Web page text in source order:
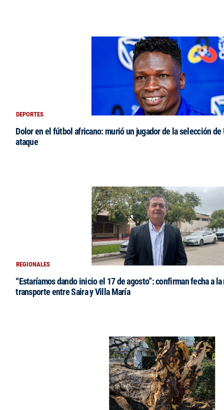
DEPORTES
Dolor en el fútbol africano: murió un jugador de la selección
ataque
REGIONALES
“Estaríamos dando inicio el 17 de agosto”: confirman fecha a
transporte entre Saira y Villa María